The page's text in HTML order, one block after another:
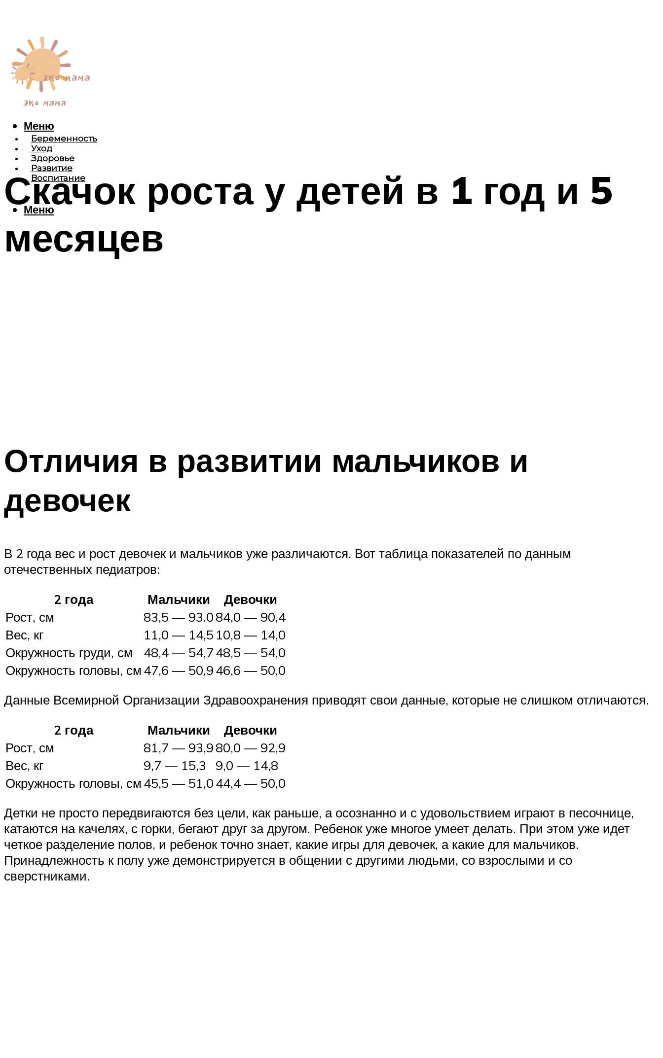
Беременность
Уход
Здоровье
Развитие
Воспитание
Меню
Меню
Скачок роста у детей в 1 год и 5
месяцев
Отличия в развитии мальчиков и
девочек
В 2 года вес и рост девочек и мальчиков уже различаются. Вот таблица показателей по данным
отечественных педиатров:
2 года
Мальчики
Девочки
Рост, см
83,5 — 93.084,0 — 90,4
Вес, кг
11,0 — 14,5 10,8 — 14,0
Окружность груди, см
48,4 — 54,748,5 — 54,0
Окружность головы, см 47,6 — 50,946,6 — 50,0
Данные Всемирной Организации Здравоохранения приводят свои данные, которые не слишком отличаются.
2 года
Мальчики
Девочки
Рост, см
81,7 — 93,980,0 — 92,9
Вес, кг
9,7 — 15,3
9,0 — 14,8
Окружность головы, см 45,5 — 51,044,4 — 50,0
Детки не просто передвигаются без цели, как раньше, а осознанно и с удовольствием играют в песочнице,
катаются на качелях, с горки, бегают друг за другом. Ребенок уже многое умеет делать. При этом уже идет
четкое разделение полов, и ребенок точно знает, какие игры для девочек, а какие для мальчиков.
Принадлежность к полу уже демонстрируется в общении с другими людьми, со взрослыми и со
сверстниками.